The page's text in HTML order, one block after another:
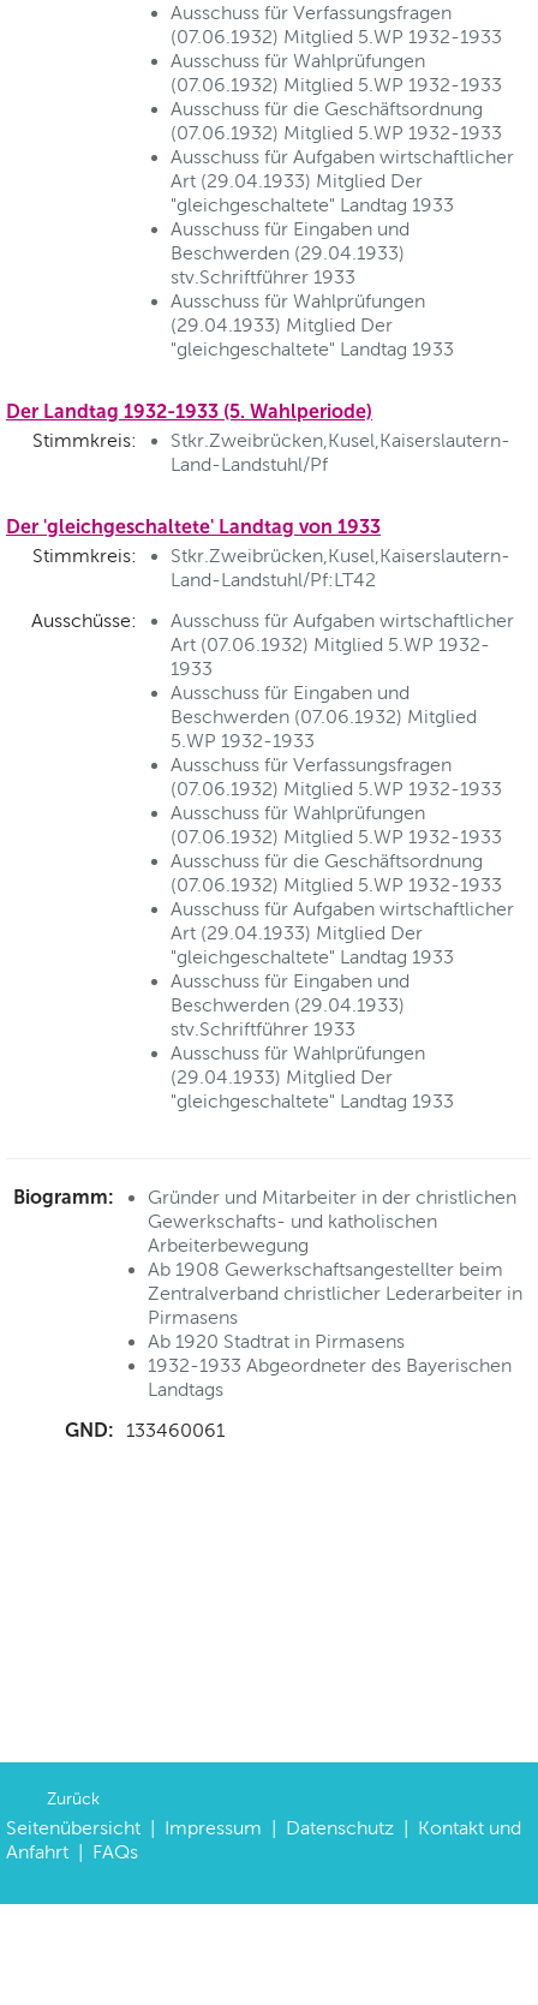
Ausschuss für Verfassungsfragen
(07.06.1932) Mitglied 5.WP 1932-1933
Ausschuss für Wahlprüfungen
(07.06.1932) Mitglied 5.WP 1932-1933
Ausschuss für die Geschäftsordnung
(07.06.1932) Mitglied 5.WP 1932-1933
Ausschuss für Aufgaben wirtschaftlicher
Art (29.04.1933) Mitglied Der
"gleichgeschaltete" Landtag 1933
Ausschuss für Eingaben und
Beschwerden (29.04.1933)
stv.Schriftführer 1933
Ausschuss für Wahlprüfungen
(29.04.1933) Mitglied Der
"gleichgeschaltete" Landtag 1933
Der Landtag 1932-1933 (5. Wahlperiode)
Stimmkreis:
Stkr.Zweibrücken,Kusel,Kaiserslautern-
Land-Landstuhl/Pf
Der 'gleichgeschaltete' Landtag von 1933
Stimmkreis:
Stkr.Zweibrücken,Kusel,Kaiserslautern-
Land-Landstuhl/Pf:LT42
Ausschüsse:
Ausschuss für Aufgaben wirtschaftlicher
Art (07.06.1932) Mitglied 5.WP 1932-
1933
Ausschuss für Eingaben und
Beschwerden (07.06.1932) Mitglied
5.WP 1932-1933
Ausschuss für Verfassungsfragen
(07.06.1932) Mitglied 5.WP 1932-1933
Ausschuss für Wahlprüfungen
(07.06.1932) Mitglied 5.WP 1932-1933
Ausschuss für die Geschäftsordnung
(07.06.1932) Mitglied 5.WP 1932-1933
Ausschuss für Aufgaben wirtschaftlicher
Art (29.04.1933) Mitglied Der
"gleichgeschaltete" Landtag 1933
Ausschuss für Eingaben und
Beschwerden (29.04.1933)
stv.Schriftführer 1933
Ausschuss für Wahlprüfungen
(29.04.1933) Mitglied Der
"gleichgeschaltete" Landtag 1933
Biogramm:
Gründer und Mitarbeiter in der christlichen
Gewerkschafts- und katholischen
Arbeiterbewegung
Ab 1908 Gewerkschaftsangestellter beim
Zentralverband christlicher Lederarbeiter in
Pirmasens
Ab 1920 Stadtrat in Pirmasens
1932-1933 Abgeordneter des Bayerischen
Landtags
GND: 133460061
Zurück
Seitenübersicht Impressum Datenschutz
Kontakt und
Anfahrt
FAQs